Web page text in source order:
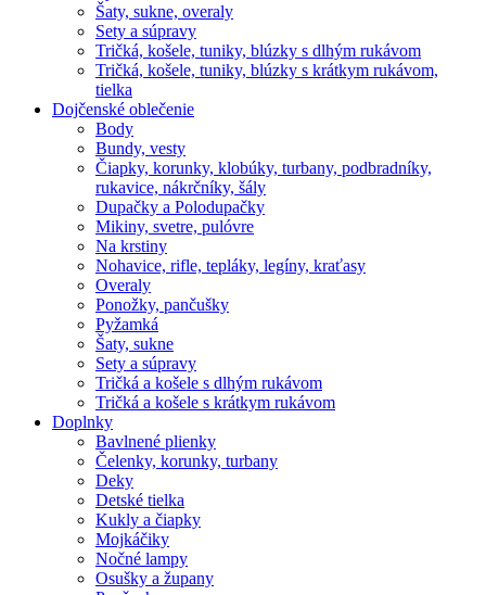
Šaty, sukne, overaly
Sety a súpravy
Tričká, košele, tuniky, blúzky s dlhým rukávom
Tričká, košele, tuniky, blúzky s krátkym rukávom,
tielka
Dojčenské oblečenie
Body
Bundy, vesty
Čiapky, korunky, klobúky, turbany, podbradníky,
rukavice, nákrčníky, šály
Dupačky a Polodupačky
Mikiny, svetre, pulóvre
Na krstiny
Nohavice, rifle, tepláky, legíny, kraťasy
Overaly
Ponožky, pančušky
Pyžamká
Šaty, sukne
Sety a súpravy
Tričká a košele s dlhým rukávom
Tričká a košele s krátkym rukávom
Doplnky
Bavlnené plienky
Čelenky, korunky, turbany
Deky
Detské tielka
Kukly a čiapky
Mojkáčiky
Nočné lampy
Osušky a župany